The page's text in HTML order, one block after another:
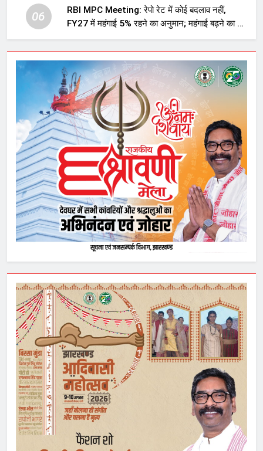
06
RBI MPC Meeting: रेपो रेट में कोई बदलाव नहीं,
FY27 में महंगाई 5% रहने का अनुमान; महंगाई बढ़ने का भी
अलर्ट